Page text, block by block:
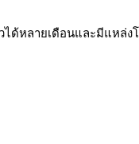
ได้หลายเดือนและมีแหล่